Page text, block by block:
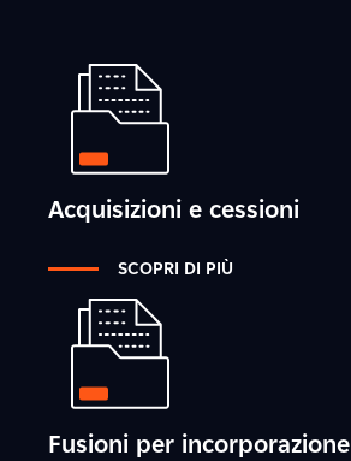
Acquisizioni e cessioni
SCOPRI DI PIÙ
Fusioni per incorporazione